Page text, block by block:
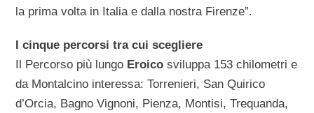
la prima volta in Italia e dalla nostra Firenze”.
I cinque percorsi tra cui scegliere
Il Percorso più lungo Eroicosviluppa 153 chilometri e
da Montalcino interessa: Torrenieri, San Quirico
d’Orcia, Bagno Vignoni, Pienza, Montisi, Trequanda,